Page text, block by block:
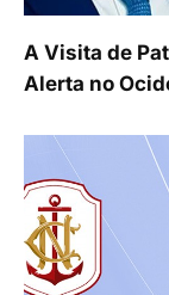
A Visita de
Alerta no